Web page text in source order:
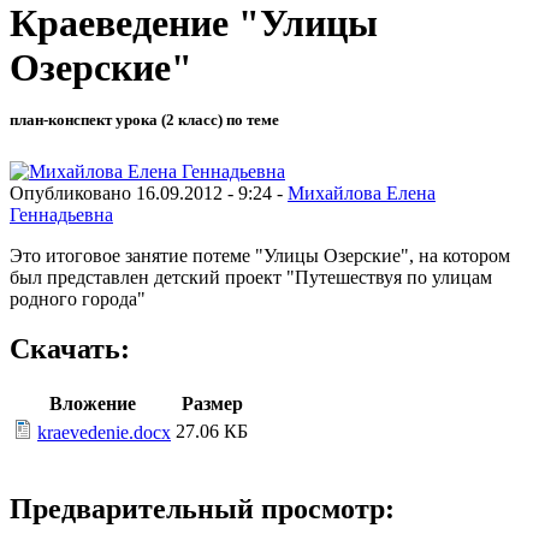
Краеведение "Улицы
Озерские"
план-конспект урока (2 класс) по теме
Опубликовано 16.09.2012 - 9:24 - Михайлова Елена
Геннадьевна
Это итоговое занятие потеме "Улицы Озерские", на котором
был представлен детский проект "Путешествуя по улицам
родного города"
Скачать:
Вложение
Размер
kraevedenie.docx 27.06 КБ
Предварительный просмотр: